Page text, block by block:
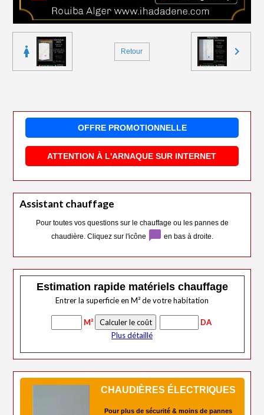
Retour
OFFRE PROMOTIONNELLE
ATTENTION À L'ARNAQUE SUR INTERNET
Assistant chauffage
Pour toutes vos questions sur le chauffage ou les pannes de
chaudière. Cliquez sur l'icône
chat_bubble en bas à droite.
Estimation rapide matériels chauffage
Entrer la superficie en M² de votre habitation
M²
DA
Plus détaillé
CHAUDIÈRES ÉLECTRIQUES
Pour plus de sécurité & moins de pannes